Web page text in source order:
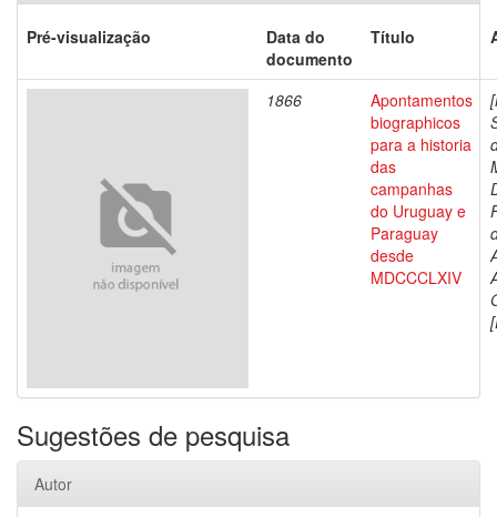
Pré-visualização
Data do
documento
Título
1866
Apontamentos
biographicos
para a historia
das
campanhas
do Uruguay e
Paraguay
desde
MDCCCLXIV
Sugestões de pesquisa
Autor